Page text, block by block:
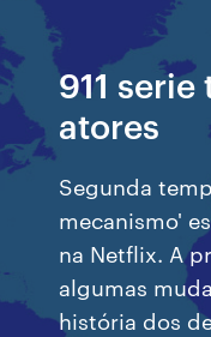
911
atores
Segunda
mecanismo'
na Netflix. A
algumas
história dos